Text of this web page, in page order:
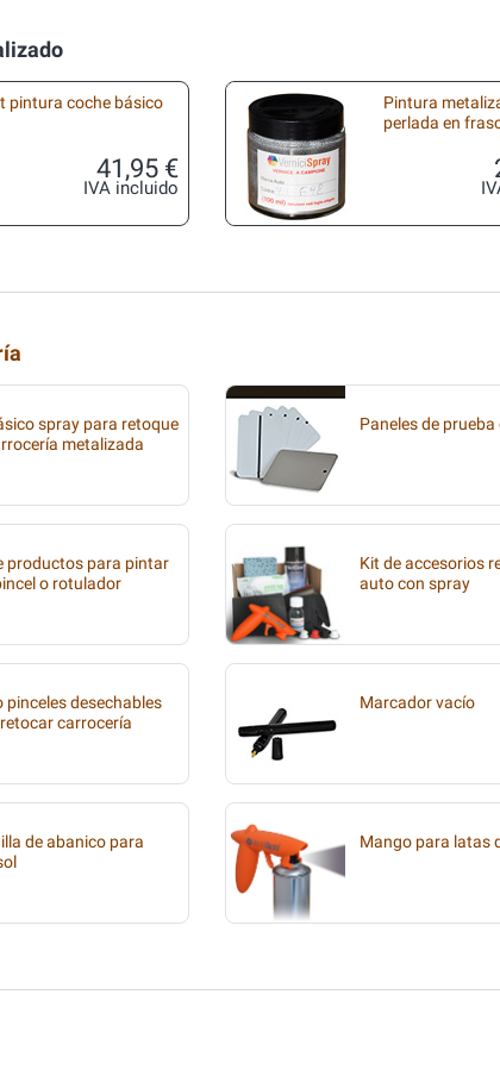
pintura coche básico
41,95 €
IVA incluido
Pintura
perlada en
spray para retoque
metalizada
Paneles de
productos para pintar
o rotulador
Kit de accesorios
auto con spray
pinceles desechables
carrocería
Marcador vacío
de abanico para
Mango para latas